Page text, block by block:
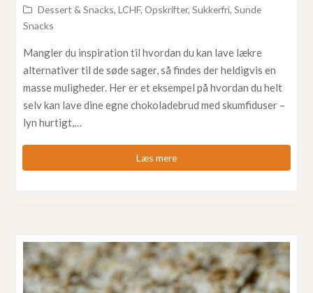
Dessert & Snacks,LCHF,Opskrifter,Sukkerfri,Sunde
Snacks
Mangler du inspiration til hvordan du kan lave lækre
alternativer til de søde sager, så findes der heldigvis en
masse muligheder. Her er et eksempel på hvordan du helt
selv kan lave dine egne chokoladebrud med skumfiduser –
lyn hurtigt,…
Læs mere